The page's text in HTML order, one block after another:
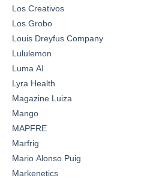
Los Creativos
Los Grobo
Louis Dreyfus Company
Lululemon
Luma AI
Lyra Health
Magazine Luiza
Mango
MAPFRE
Marfrig
Mario Alonso Puig
Markenetics